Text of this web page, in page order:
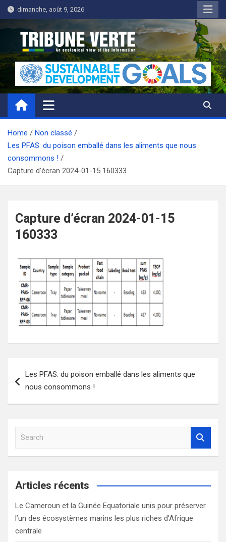
Skip
to
content
dimanche, août 9, 2026
Tribune Verte
Un regard écologique de l'information
Home
Non classé
Les PFAS: du poison emballé dans les aliments que nous
consommons !
Capture d’écran 2024-01-15 160333
Capture d’écran 2024-01-15
160333
de
Les PFAS: du poison emballé dans les aliments que
nous consommons !
a
c
Articles récents
Le Cameroun et la Guinée Equatoriale unis pour préserver
l’un des écosystèmes marins les plus riches d’Afrique
centrale